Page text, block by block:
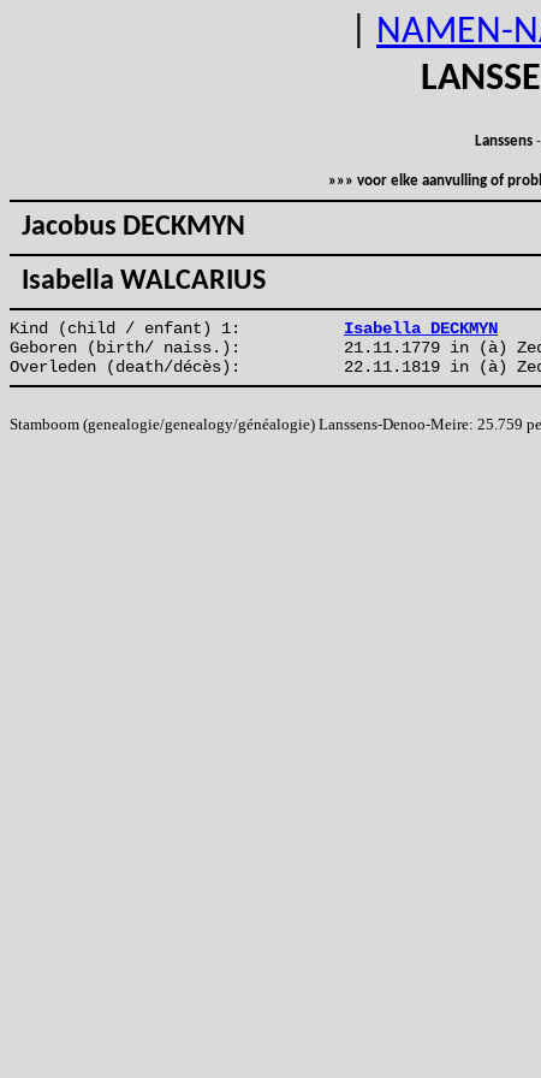
NAMEN-
Lanssens-
»»» voor elke aanvulling of
Jacobus DECKMYN
Isabella WALCARIUS
Kind (child / enfant) 1:
Isabella DECKMYN
Geboren (birth/ naiss.):
21.11.1779 in (à)
Overleden (death/décès):
22.11.1819 in (à)
Stamboom (genealogie/genealogy/généalogie) Lanssens-Denoo-Meire: 25.759